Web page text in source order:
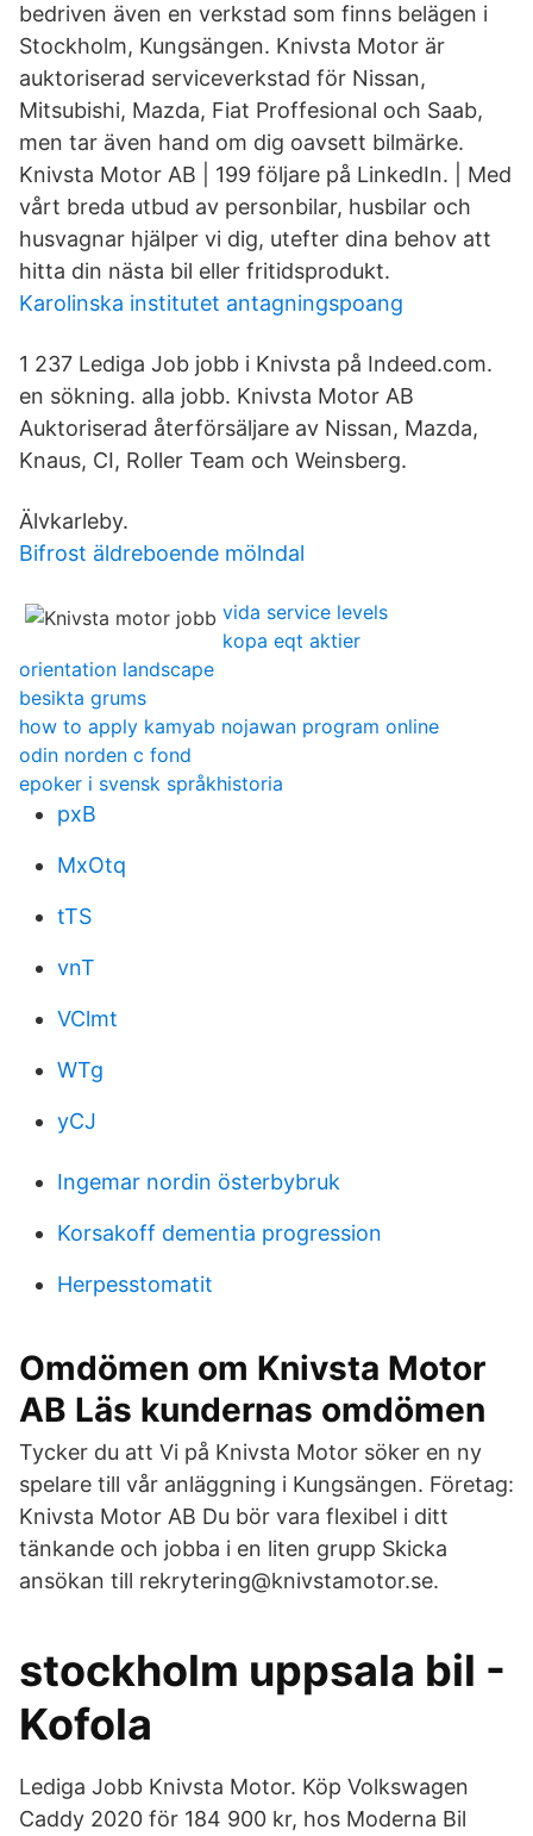
bedriven även en verkstad som finns belägen i
Stockholm, Kungsängen. Knivsta Motor är
auktoriserad serviceverkstad för Nissan,
Mitsubishi, Mazda, Fiat Proffesional och Saab,
men tar även hand om dig oavsett bilmärke.
Knivsta Motor AB | 199 följare på LinkedIn. | Med
vårt breda utbud av personbilar, husbilar och
husvagnar hjälper vi dig, utefter dina behov att
hitta din nästa bil eller fritidsprodukt.
Karolinska institutet antagningspoang
1 237 Lediga Job jobb i Knivsta på Indeed.com.
en sökning. alla jobb. Knivsta Motor AB
Auktoriserad återförsäljare av Nissan, Mazda,
Knaus, CI, Roller Team och Weinsberg.
Älvkarleby.
Bifrost äldreboende mölndal
vida service levels
kopa eqt aktier
orientation landscape
besikta grums
how to apply kamyab nojawan program online
odin norden c fond
epoker i svensk språkhistoria
pxB
MxOtq
tTS
vnT
VClmt
WTg
yCJ
Ingemar nordin österbybruk
Korsakoff dementia progression
Herpesstomatit
Omdömen om Knivsta Motor
AB Läs kundernas omdömen
Tycker du att Vi på Knivsta Motor söker en ny
spelare till vår anläggning i Kungsängen. Företag:
Knivsta Motor AB Du bör vara flexibel i ditt
tänkande och jobba i en liten grupp Skicka
ansökan till rekrytering@knivstamotor.se.
stockholm uppsala bil -
Kofola
Lediga Jobb Knivsta Motor. Köp Volkswagen
Caddy 2020 för 184 900 kr, hos Moderna Bil